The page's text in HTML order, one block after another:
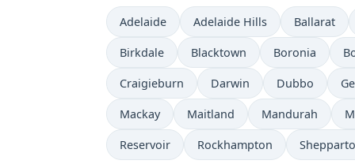
Hora actual en
Adelaide Hora actual en
Adelaide Hills Hora
Ballarat
Hora actual en
Birkdale Hora actual en
Blacktown Hora actual en
Boronia
Hora actual en
Craigieburn Hora actual en
Darwin Hora actual en
Dubbo
Hora actual en
Mackay Hora actual en
Maitland Hora actual en
Mandurah
Hora actual en
Reservoir Hora actual en
Rockhampton Hora